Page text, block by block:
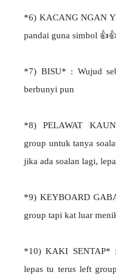
*6) KACANG NGAN
pandai guna simbol
*7) BISU* : Wujud
berbunyi pun
*8) PELAWAT
group untuk tanya
jika ada soalan lagi,
*9) KEYBOARD
group tapi kat luar
*10) KAKI SENTAP*
lepas tu terus left